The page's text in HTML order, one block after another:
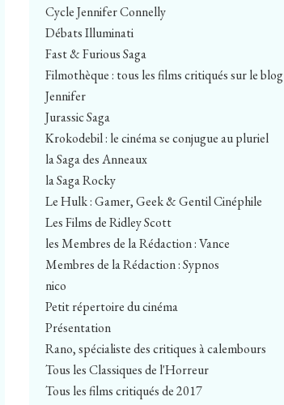
Cycle Jennifer Connelly
Débats Illuminati
Fast & Furious Saga
Filmothèque : tous les films critiqués sur le blog
Jennifer
Jurassic Saga
Krokodebil : le cinéma se conjugue au pluriel
la Saga des Anneaux
la Saga Rocky
Le Hulk : Gamer, Geek & Gentil Cinéphile
Les Films de Ridley Scott
les Membres de la Rédaction : Vance
Membres de la Rédaction : Sypnos
nico
Petit répertoire du cinéma
Présentation
Rano, spécialiste des critiques à calembours
Tous les Classiques de l'Horreur
Tous les films critiqués de 2017